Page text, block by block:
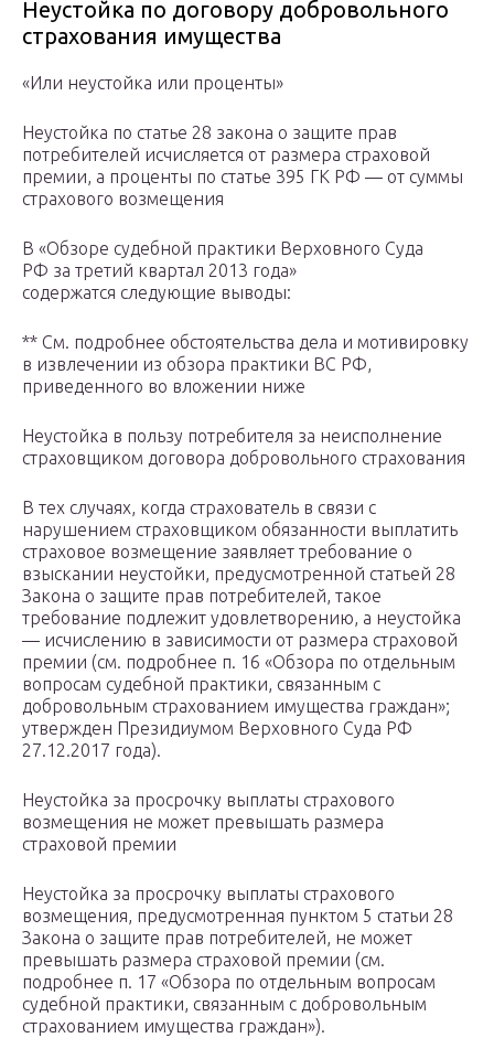
Неустойка по договору добровольного
страхования имущества
«Или неустойка или проценты»
Неустойка по статье 28 закона о защите прав
потребителей исчисляется от размера страховой
премии, а проценты по статье 395 ГК РФ — от суммы
страхового возмещения
В «Обзоре судебной практики Верховного Суда
РФ за третий квартал 2013 года»
содержатся следующие выводы:
** См. подробнее обстоятельства дела и мотивировку
в извлечении из обзора практики ВС РФ,
приведенного во вложении ниже
Неустойка в пользу потребителя за неисполнение
страховщиком договора добровольного страхования
В тех случаях, когда страхователь в связи с
нарушением страховщиком обязанности выплатить
страховое возмещение заявляет требование о
взыскании неустойки, предусмотренной статьей 28
Закона о защите прав потребителей, такое
требование подлежит удовлетворению, а неустойка
— исчислению в зависимости от размера страховой
премии (см. подробнее п. 16 «Обзора по отдельным
вопросам судебной практики, связанным с
добровольным страхованием имущества граждан»;
утвержден Президиумом Верховного Суда РФ
27.12.2017 года).
Неустойка за просрочку выплаты страхового
возмещения не может превышать размера
страховой премии
Неустойка за просрочку выплаты страхового
возмещения, предусмотренная пунктом 5 статьи 28
Закона о защите прав потребителей, не может
превышать размера страховой премии (см.
подробнее п. 17 «Обзора по отдельным вопросам
судебной практики, связанным с добровольным
страхованием имущества граждан»).